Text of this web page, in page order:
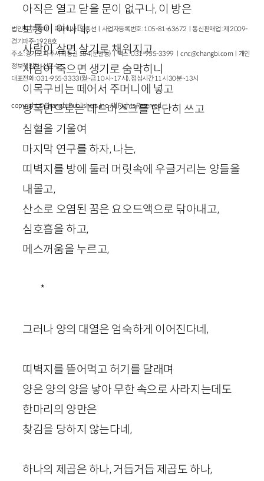
아직은 열고 닫을 문이 없구나, 이 방은
보통이 아니다,
사람이 살면 살기로 채워지고
사람이 죽으면 생기로 숨막히니
이목구비는 떼어서 주머니에 넣고
방독면으로는 데드마스크를 단단히 쓰고
심혈을 기울여
마지막 연구를 하자, 나는,
띠벽지를 방에 둘러 머릿속에 우글거리는 양들을
내몰고,
산소로 오염된 꿈은 요오드액으로 닦아내고,
심호흡을 하고,
메스꺼움을 누르고,
*
그러나 양의 대열은 엄숙하게 이어진다네,
띠벽지를 뜯어먹고 허기를 달래며
양은 양의 양을 낳아 무한 속으로 사라지는데도
한마리의 양만은
찾김을 당하지 않는다네,
하나의 제곱은 하나, 거듭거듭 제곱도 하나,
법인명 : ㈜창비ㅣ대표이사 : 염종선ㅣ사업자등록번호 : 105-81-63672ㅣ통신판매업 : 제 2009-
경기파주-1928호
주소 : 경기도 파주시 회동길 184(문발동)ㅣ팩스 : 031-955-3399 ㅣcnc@changbi.com ㅣ개인
정보책임자 : 신문수
대표전화 : 031-955-3333(월~금 10시~17시), 점심시간 11시 30분~13시
copyright © Changbi Publishers, inc. All Rights Reserved.